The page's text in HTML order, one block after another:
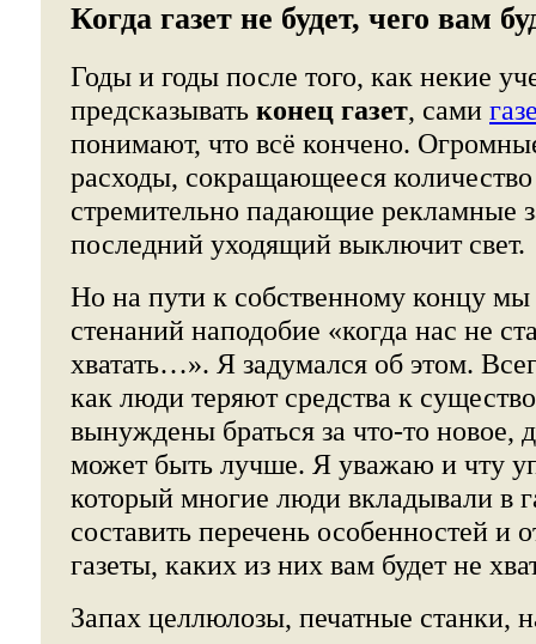
Когда газет не будет, чего вам
Годы и годы после того, как некие
предсказывать конец газет, сами
понимают, что всё кончено.
расходы, сокращающееся
стремительно падающие рекламные
последний уходящий выключит свет.
Но на пути к собственному концу
стенаний наподобие «когда нас не
хватать…». Я задумался об этом.
как люди теряют средства к
вынуждены браться за что-то новое,
может быть лучше. Я уважаю и чту
который многие люди вкладывали в
составить перечень особенностей и
газеты, каких из них вам будет не
Запах целлюлозы, печатные станки,